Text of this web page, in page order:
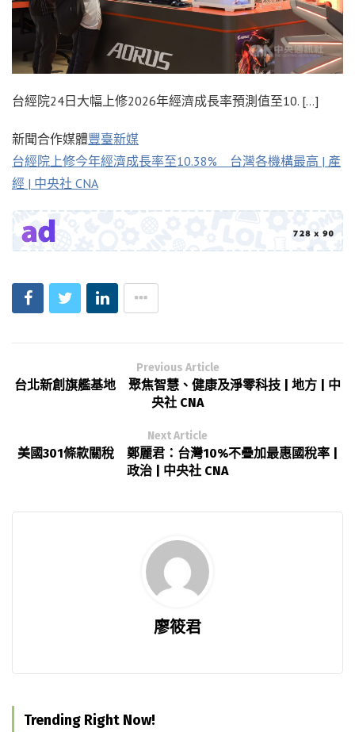
台經院24日大幅上修2026年經濟成長率預測值至10. […]
新聞合作媒體豐臺新媒
台經院上修今年經濟成長率至10.38% 台灣各機構最高 | 產
經 | 中央社 CNA
Previous Article
台北新創旗艦基地 聚焦智慧、健康及淨零科技 | 地方 | 中
央社 CNA
Next Article
美國301條款關稅 鄭麗君：台灣10%不疊加最惠國稅率 |
政治 | 中央社 CNA
廖筱君
Trending Right Now!